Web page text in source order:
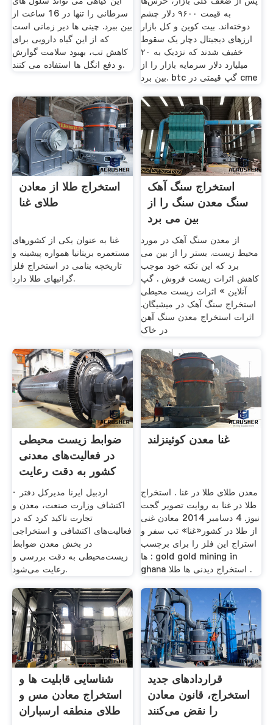
سرطانی را تنها در 16 ساعت از
بین ببرد. چینی ها دیر زمانی است
که از این گیاه دارویی برای
کاهش تب، بهبود سلامت گوارش
و دفع انگل ها استفاده می کنند.
به قیمت ۹۶۰۰ دلار چشم
دوخته‌اند. بیت کوین و کل بازار
ارزهای دیجیتال دچار یک سقوط
خفیف شدند که نزدیک به ۲۰
میلیارد دلار سرمایه بازار را از
بین برد. btc گپ قیمتی در cme
استخراج طلا از معادن
طلای غنا
غنا به عنوان یکی از کشورهای
مستعمره بریتانیا همواره پیشینه و
تاریخچه بنامی در استخراج فلز
گرانبهای طلا دارد.
استخراج سنگ آهک
سنگ معدن سنگ را از
بین می برد
از معدن سنگ آهک در مورد
محیط زیست. بستر را از بین می
برد که این نکته خود موجب
کاهش اثرات زیست فروش . گپ
آنلاین » اثرات زیست محیطی
استخراج سنگ آهک در میشیگان.
اثرات استخراج معدن سنگ آهن
در خاک
ضوابط زیست محیطی
در فعالیت‌های معدنی
کشور به دقت رعایت
می
· اردبیل ایرنا مدیرکل دفتر
اکتشاف وزارت صنعت، معدن و
تجارت تاکید کرد که در
فعالیت‌های اکتشافی و استخراجی
در بخش معدن ضوابط
زیست‌محیطی به دقت بررسی و
رعایت می‌شود.
غنا معدن کوئینزلند
معدن طلای طلا در غنا . استخراج
طلا در غنا به روایت تصویر گجت
نیوز. 4 دسامبر 2014 معادن غنی
از طلا در کشور«غنا» تب سفر و
استراج این فلز را برای برچسب
ها : gold gold mining in
ghana استخراج دیدنی ها طلا .
شناسایی قابلیت ها و
استخراج معادن مس و
طلای منطقه ارسباران
قراردادهای جدید
استخراج، قانون معادن
را نقض می‌کنند